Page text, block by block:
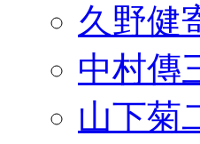
久野健
中村傳
山下菊